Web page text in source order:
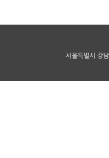
서울특별시 강